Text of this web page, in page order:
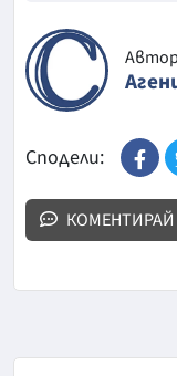
Автор
Сподели:
КОМЕНТИРАЙ